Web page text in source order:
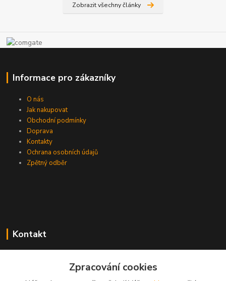
Zobrazit všechny články
Informace pro zákazníky
O nás
Jak nakupovat
Obchodní podmínky
Doprava
Kontakty
Ochrana osobních údajů
Zpětný odběr
Kontakt
Zpracování cookies